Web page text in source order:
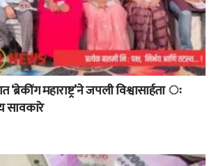
‘ब्रेकींग महाराष्ट्र’ने जपली विश्वासार्हता ः
सावकारे